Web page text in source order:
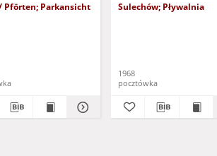
Pförten; Parkansicht Sulechów; Pływalnia
1968
pocztówka